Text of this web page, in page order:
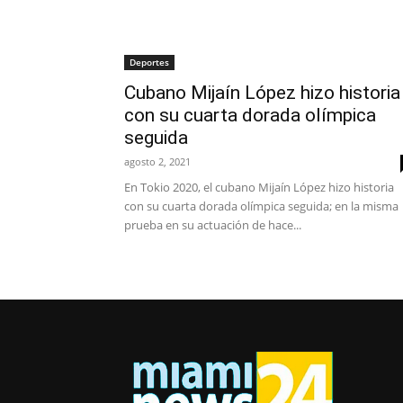
Deportes
Cubano Mijaín López hizo historia
con su cuarta dorada olímpica
seguida
agosto 2, 2021
En Tokio 2020, el cubano Mijaín López hizo historia
con su cuarta dorada olímpica seguida; en la misma
prueba en su actuación de hace...